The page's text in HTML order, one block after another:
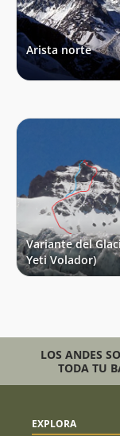
Arista norte
Variante del
Yeti Volador)
LOS ANDES
TODA TU
EXPLORA